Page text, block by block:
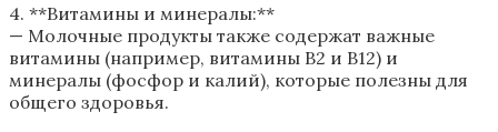
4. **Витамины и минералы:**
— Молочные продукты также содержат важные
витамины (например, витамины B2 и B12) и
минералы (фосфор и калий), которые полезны для
общего здоровья.